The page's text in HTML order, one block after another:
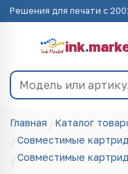
Решения для печати с
ink.
Главная
Каталог
Совместимые
Совместимые